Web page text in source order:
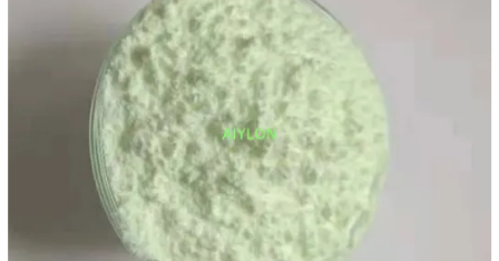
ALLA
FABBRICA
CONTROLLO
DELLA
QUALITÀ